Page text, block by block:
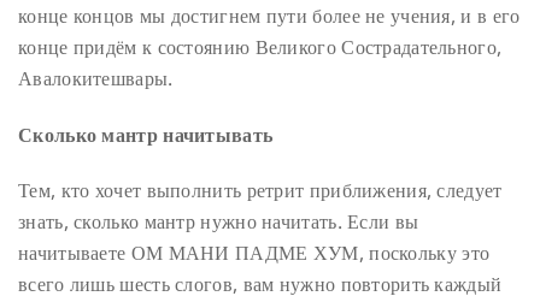
конце концов мы достигнем пути более не учения, и в его
конце придём к состоянию Великого Сострадательного,
Авалокитешвары.
Сколько мантр начитывать
Тем, кто хочет выполнить ретрит приближения, следует
знать, сколько мантр нужно начитать. Если вы
начитываете ОМ МАНИ ПАДМЕ ХУМ, поскольку это
всего лишь шесть слогов, вам нужно повторить каждый